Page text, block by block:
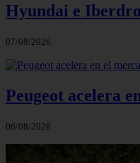
Hyundai e
07/08/2026
Peugeot acelera
06/08/2026